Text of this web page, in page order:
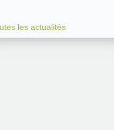
les actualités